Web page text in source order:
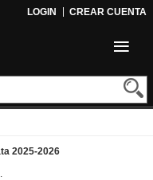
LOGIN CREAR CUENTA
2025-2026